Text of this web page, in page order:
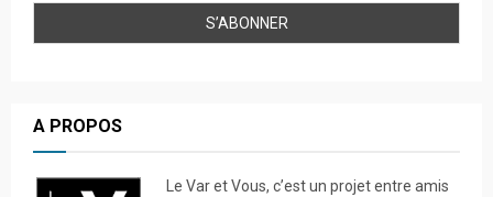
A PROPOS
Le Var et Vous, c’est un projet entre amis